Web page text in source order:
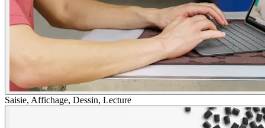
Saisie, Affichage, Dessin, Lecture